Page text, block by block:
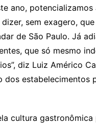
ano,
sem exagero,
de São Paulo. Já
que só mesmo
diz Luiz Américo
dos estabelecimentos
cultura